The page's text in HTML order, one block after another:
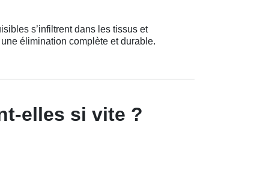
s’infiltrent dans les tissus et
élimination complète et durable.
elles si vite ?